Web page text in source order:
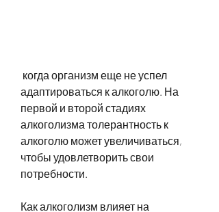
адаптироваться к алкоголю. На
первой и второй стадиях
алкоголизма толерантность к
алкоголю может увеличиваться,
чтобы удовлетворить свои
потребности.
Как алкоголизм влияет на